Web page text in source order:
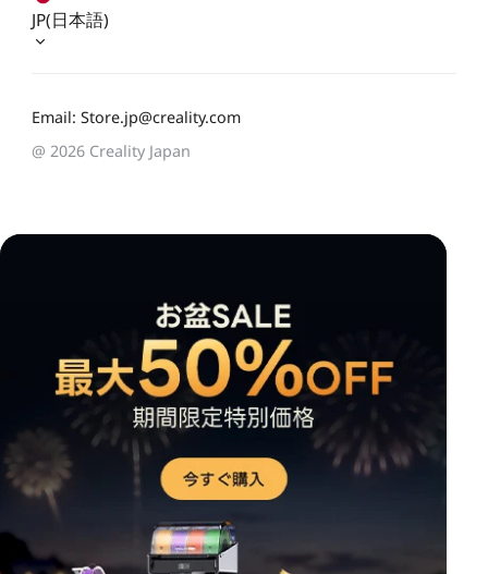
このページの満足度を評価してください:
Email: Store.jp@creality.com
JP(日本語)
@ 2026 Creality Japan